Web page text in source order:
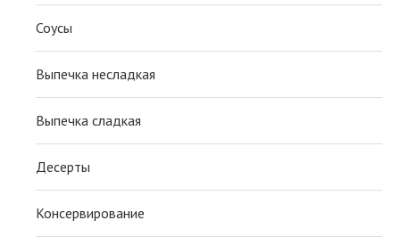
Соусы
Выпечка несладкая
Выпечка сладкая
Десерты
Консервирование